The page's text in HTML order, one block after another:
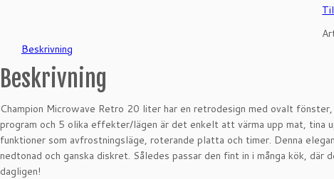
Beskrivning
Beskrivning
Champion Microwave Retro 20 liter har en retrodesign med ovalt
program och 5 olika effekter/lägen är det enkelt att värma upp mat, tina
funktioner som avfrostningsläge, roterande platta och timer. Denna
nedtonad och ganska diskret. Således passar den fint in i många kök,
dagligen!